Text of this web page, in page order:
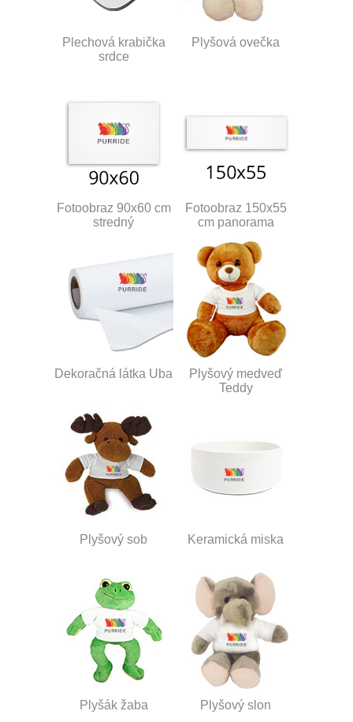
Plechová krabička
srdce
Plyšová ovečka
Fotoobraz 90x60 cm
stredný
Fotoobraz 150x55
cm panorama
Dekoračná látka Uba
Plyšový medveď
Teddy
Plyšový sob Keramická miska
Plyšák žaba Plyšový slon